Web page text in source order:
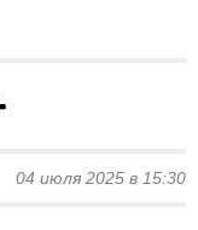
04 июля 2025 в 15:30